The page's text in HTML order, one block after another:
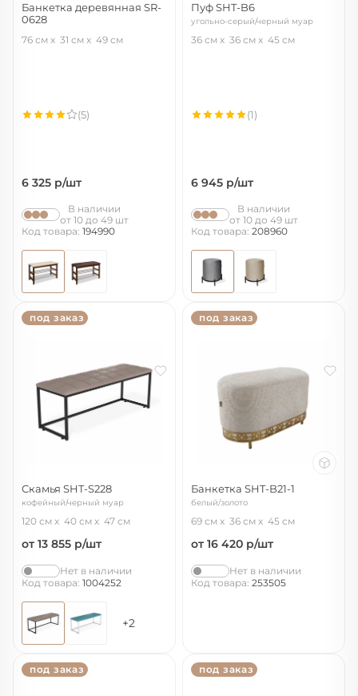
Банкетка деревянная SR-
0628
76 см 31 см 49 см
6 325 р/шт
(5)
В наличии
от 10 до 49 шт
Код товара: 194990
Пуф SHT-B6
угольно-серый/черный муар
36 см 36 см 45 см
6 945 р/шт
(1)
В наличии
от 10 до 49 шт
Код товара: 208960
под заказ
Скамья SHT-S228
кофейный/черный муар
120 см 40 см 47 см
от 13 855 р/шт
Нет в наличии
Код товара: 1004252
+2
под заказ
Банкетка SHT-B21-1
белый/золото
69 см 36 см 45 см
от 16 420 р/шт
Нет в наличии
Код товара: 253505
под заказ под заказ